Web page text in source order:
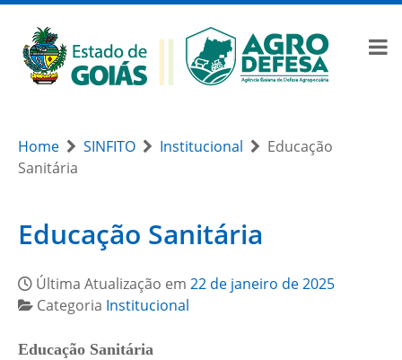
Home SINFITO Institucional
Educação
Sanitária
Educação Sanitária
Última Atualização em 22 de janeiro de 2025
Categoria Institucional
Educação Sanitária